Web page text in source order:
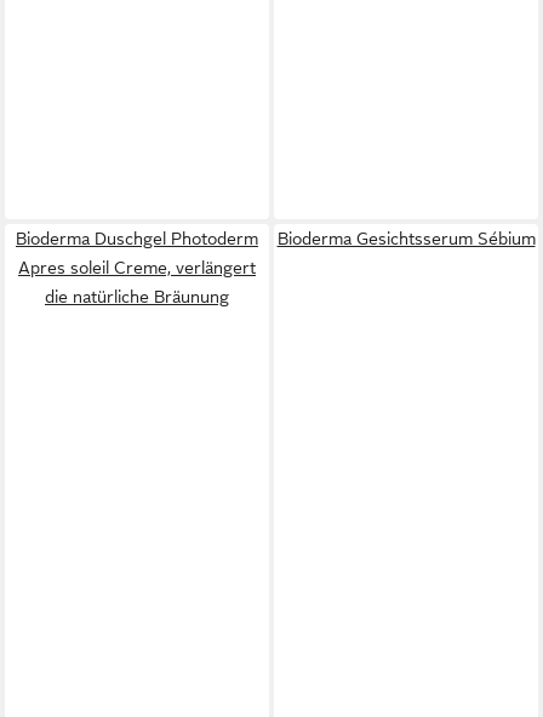
Bioderma Duschgel Photoderm
Apres soleil Creme, verlängert
die natürliche Bräunung
Bioderma Gesichtsserum Sébium